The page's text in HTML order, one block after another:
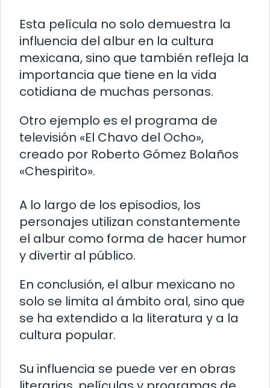
Esta película no solo demuestra la
influencia del albur en la cultura
mexicana, sino que también refleja la
importancia que tiene en la vida
cotidiana de muchas personas.
Otro ejemplo es el programa de
televisión «El Chavo del Ocho»,
creado por Roberto Gómez Bolaños
«Chespirito».
A lo largo de los episodios, los
personajes utilizan constantemente
el albur como forma de hacer humor
y divertir al público.
En conclusión, el albur mexicano no
solo se limita al ámbito oral, sino que
se ha extendido a la literatura y a la
cultura popular.
Su influencia se puede ver en obras